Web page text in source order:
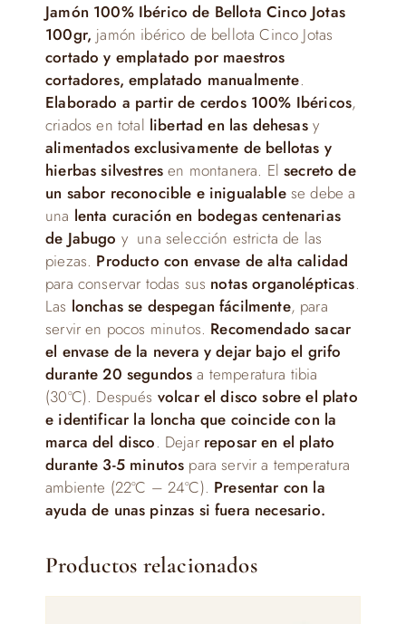
Jamón 100% Ibérico de Bellota Cinco Jotas
100gr, jamón ibérico de bellota Cinco Jotas
cortado y emplatado por maestros
cortadores, emplatado manualmente.
Elaborado a partir de cerdos 100% Ibéricos,
criados en total libertad en las dehesasy
alimentados exclusivamente de bellotas y
hierbas silvestres en montanera. Elsecreto de
un sabor reconocible e inigualablese debe a
una lenta curación en bodegas centenarias
de Jabugo y una selección estricta de las
piezas. Producto con envase de alta calidad
para conservar todas sus notas organolépticas.
Las lonchas se despegan fácilmente, para
servir en pocos minutos. Recomendado sacar
el envase de la nevera y dejar bajo el grifo
durante 20 segundos a temperatura tibia
(30ºC). Después volcar el disco sobre el plato
e identificar la loncha que coincide con la
marca del disco. Dejarreposar en el plato
durante 3-5 minutos para servir a temperatura
ambiente (22ºC – 24ºC). Presentar con la
ayuda de unas pinzas si fuera necesario.
Productos relacionados